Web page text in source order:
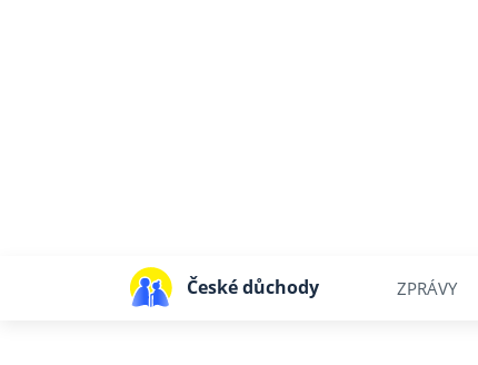
České důchody ZPRÁVY